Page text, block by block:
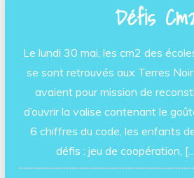
Défis
Le lundi 30 mai, les cm2 des
se sont retrouvés aux Terres
avaient pour mission de
d’ouvrir la valise contenant le
6 chiffres du code, les enfants
défis : jeu de coopération,